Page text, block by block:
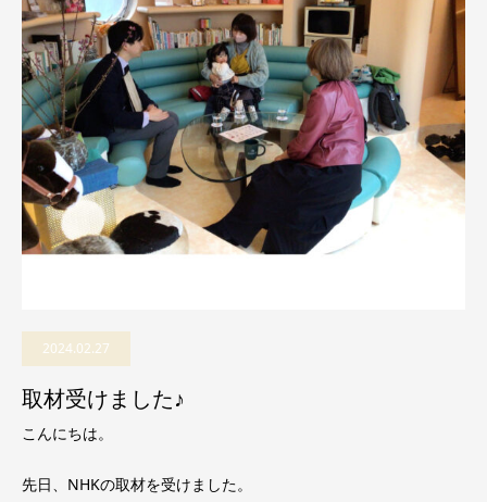
2024.02.27
取材受けました♪
こんにちは。
先日、NHKの取材を受けました。